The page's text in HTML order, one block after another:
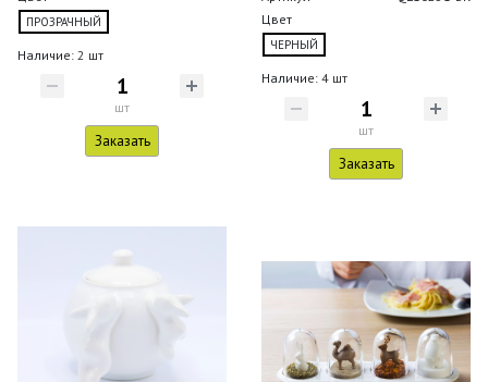
ПРОЗРАЧНЫЙ
Наличие: 2 шт
шт
Заказать
Цвет
ЧЕРНЫЙ
Наличие: 4 шт
шт
Заказать